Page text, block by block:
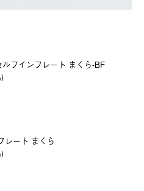
フインフレート まくら-BF
レート まくら